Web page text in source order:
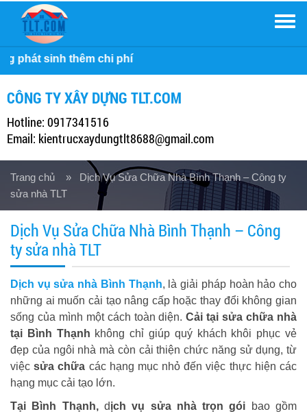
CÔNG TY XÂY DỰNG TLT.COM
Hotline: 0917341516
Email: kientrucxaydungtlt8688@gmail.com
Trang chủ » Dịch Vụ Sửa Chữa Nhà Bình Thạnh – Công ty
sửa nhà TLT
Dịch Vụ Sửa Chữa Nhà Bình Thạnh – Công
ty sửa nhà TLT
Dịch vụ sửa nhà Bình Thạnh, là giải pháp hoàn hảo cho
những ai muốn cải tạo nâng cấp hoặc thay đổi không gian
sống của mình một cách toàn diện.Cải tại sửa chữa nhà
tại Bình Thạnh không chỉ giúp quý khách khôi phục vẻ
đẹp của ngôi nhà mà còn cải thiện chức năng sử dụng, từ
việc sửa chữa các hạng mục nhỏ đến việc thực hiện các
hạng mục cải tạo lớn.
Tại Bình Thạnh,dịch vụ sửa nhà trọn gói bao gồm